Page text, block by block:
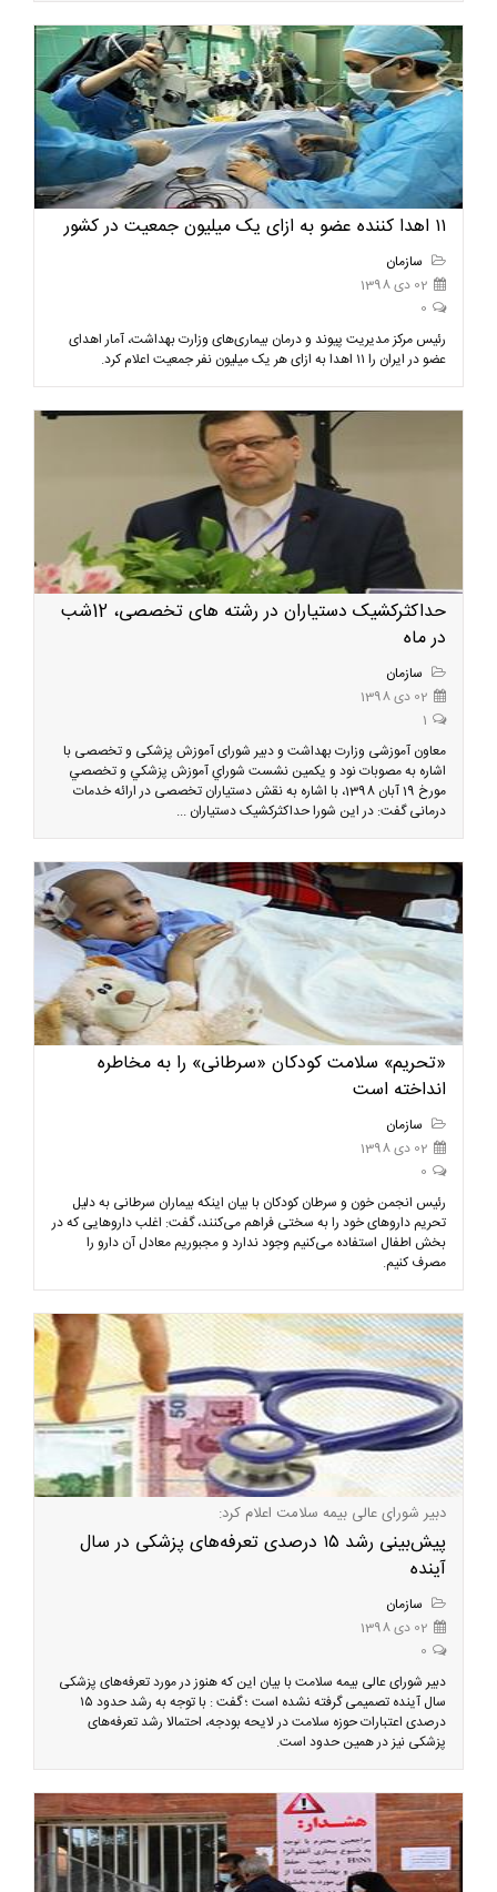
۱۱ اهدا کننده عضو به ازای یک میلیون جمعیت در کشور
سازمان
02 دی 1398
0
رئیس مرکز مدیریت پیوند و درمان بیماری‌های وزارت بهداشت، آمار اهدای
عضو در ایران را ۱۱ اهدا به ازای هر یک میلیون نفر جمعیت اعلام کرد.
حداکثرکشیک دستیاران در رشته های تخصصی، 12شب
در ماه
سازمان
02 دی 1398
1
معاون آموزشی وزارت بهداشت و دبیر شورای آموزش پزشکی و تخصصی با
اشاره به مصوبات نود و یکمین نشست شوراي آموزش پزشكي و تخصصي
مورخ 19 آبان 1398، با اشاره به نقش دستیاران تخصصی در ارائه خدمات
درمانی گفت: در این شورا حداکثرکشیک دستیاران ...
«تحریم» سلامت کودکان «سرطانی» را به مخاطره
انداخته است
سازمان
02 دی 1398
0
رئیس انجمن خون و سرطان کودکان با بیان اینکه بیماران سرطانی به دلیل
تحریم داروهای خود را به سختی فراهم می‌کنند، گفت: اغلب داروهایی که در
بخش اطفال استفاده می‌کنیم وجود ندارد و مجبوریم معادل آن دارو را
مصرف کنیم.
دبیر شورای عالی بیمه سلامت اعلام کرد:
پیش‌بینی رشد ۱۵ درصدی تعرفه‌های پزشکی در سال
آینده
سازمان
02 دی 1398
0
دبیر شورای عالی بیمه سلامت با بیان این که هنوز در مورد تعرفه‌های پزشکی
سال آینده تصمیمی گرفته نشده است ؛ گفت : با توجه به رشد حدود ۱۵
درصدی اعتبارات حوزه سلامت در لایحه بودجه، احتمالا رشد تعرفه‌های
پزشکی نیز در همین حدود است.